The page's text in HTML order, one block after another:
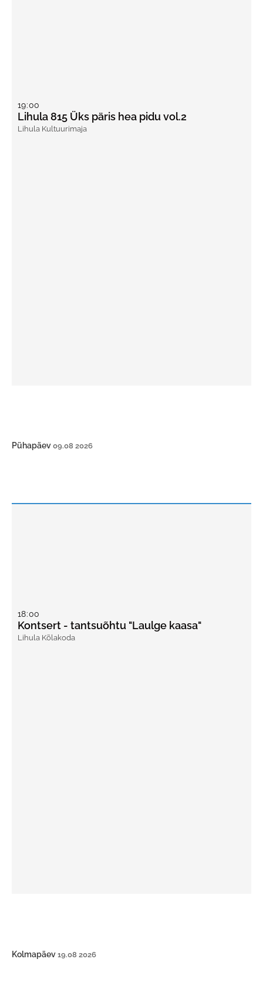
19:00
Lihula 815 Üks päris hea pidu vol.2
Lihula Kultuurimaja
Pühapäev 09.08 2026
18:00
Kontsert - tantsuõhtu "Laulge kaasa"
Lihula Kõlakoda
Kolmapäev 19.08 2026